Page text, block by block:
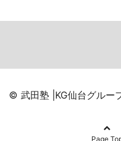
© 武田塾 |KG仙台グルー
Page